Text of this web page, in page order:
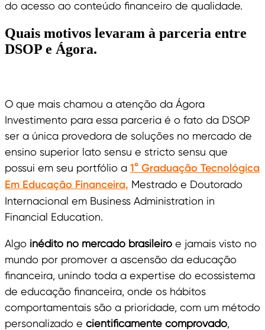
do acesso ao conteúdo financeiro de qualidade.
Quais motivos levaram à parceria entre
DSOP e Ágora.
O que mais chamou a atenção da Ágora
Investimento para essa parceria é o fato da DSOP
ser a única provedora de soluções no mercado de
ensino superior lato sensu e stricto sensu que
possui em seu portfólio a 1° Graduação Tecnológica
Em Educação Financeira, Mestrado e Doutorado
Internacional em Business Administration in
Financial Education.
Algo inédito no mercado brasileiro e jamais visto no
mundo por promover a ascensão da educação
financeira, unindo toda a expertise do ecossistema
de educação financeira, onde os hábitos
comportamentais são a prioridade, com um método
personalizado e cientificamente comprovado,